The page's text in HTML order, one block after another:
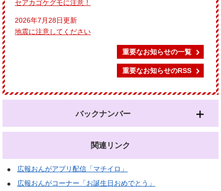
セアカゴケグモに注意！
2026年7月28日更新
地震に注意してください
重要なお知らせの一覧
重要なお知らせのRSS
バックナンバー
関連リンク
広報おんがアプリ配信「マチイロ」
広報おんがコーナー「お誕生日おめでとう」